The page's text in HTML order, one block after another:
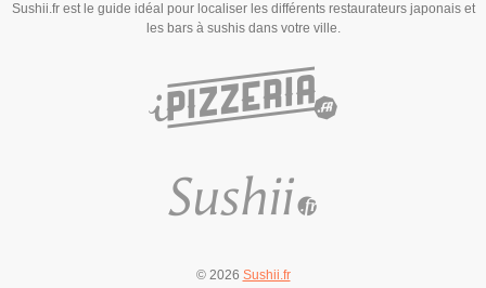
Sushii.fr est le guide idéal pour localiser les différents restaurateurs japonais et
les bars à sushis dans votre ville.
© 2026 Sushii.fr